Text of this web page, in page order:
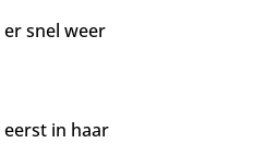
snel weer
in haar